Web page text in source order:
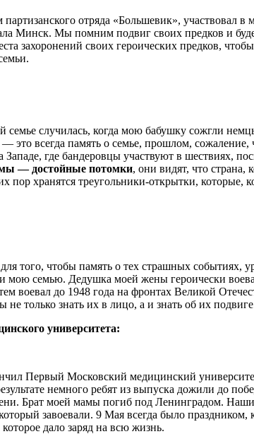
отряда «Большевик», участвовал в
Минск. Мы помним подвиг своих предков и
захоронений своих героических предков,
случилась, когда мою бабушку сожгли
всегда память о семье, прошлом, сожаление,
где бандеровцы участвуют в шествиях,
— достойные потомки, они видят, что
пор хранятся треугольники-открытки, которые,
того, чтобы память о тех страшных событиях,
мою семью. Дедушка моей жены героически
воевал до 1948 года на фронтах Великой
только знать их в лицо, а и знать об их
университета:
Первый Московский медицинский
немного ребят из выпуска дожили до
Брат моей мамы погиб под Ленинградом.
завоевали. 9 Мая всегда было праздником,
дало заряд на всю жизнь.